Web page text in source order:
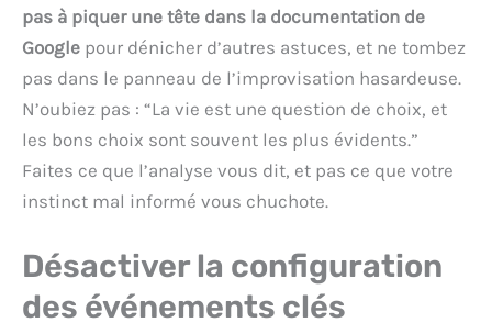
pas à piquer une tête dans la documentation de
Google pour dénicher d’autres astuces, et ne tombez
pas dans le panneau de l’improvisation hasardeuse.
N’oubiez pas : “La vie est une question de choix, et
les bons choix sont souvent les plus évidents.”
Faites ce que l’analyse vous dit, et pas ce que votre
instinct mal informé vous chuchote.
Désactiver la configuration
des événements clés